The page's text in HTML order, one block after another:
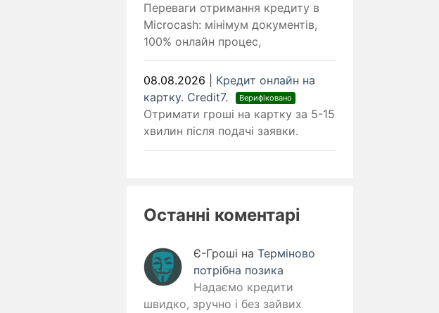
Переваги отримання кредиту в
Microcash: мінімум документів,
100% онлайн процес,
08.08.2026
Кредит онлайн на
картку. Credit7.
Верифіковано
Отримати гроші на картку за 5-15
хвилин після подачі заявки.
Останні коментарі
Є-Гроші на Терміново
потрібна позика
Надаємо кредити
швидко, зручно і без зайвих